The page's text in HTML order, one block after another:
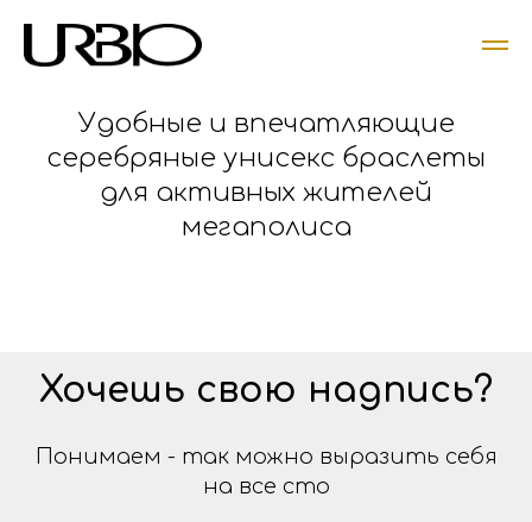
Удобные и впечатляющие
серебряные унисекс браслеты
для активных жителей
мегаполиса
Хочешь свою надпись?
Понимаем - так можно выразить себя
на все сто